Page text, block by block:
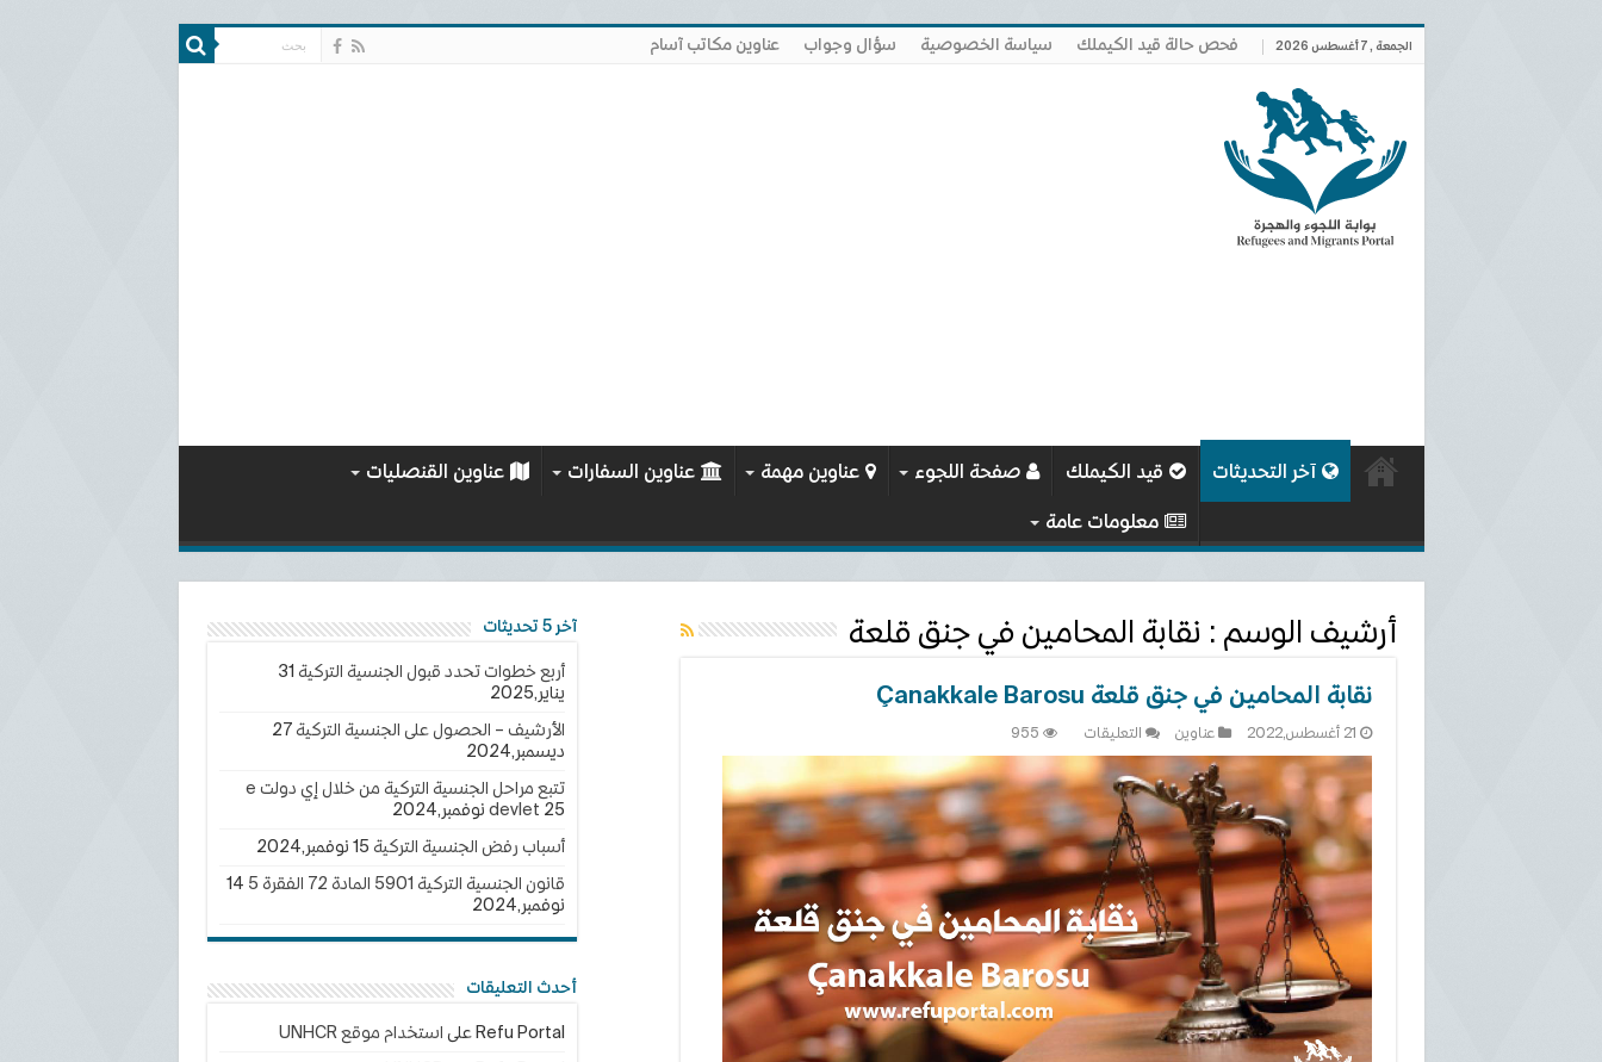
الجمعة , 7 أغسطس 2026 فحص حالة قيد الكيملك سياسة الخصوصية سؤال وجواب عناوين مكاتب آسام
آخر التحديثات قيد الكيملك صفحة اللجوء عناوين مهمة عناوين السفارات عناوين القنصليات
معلومات عامة
أرشيف الوسم : نقابة المحامين في جنق قلعة
نقابة المحامين في جنق قلعة Çanakkale Barosu
21 أغسطس,2022 عناوين التعليقات
المحامين
في
جنق
قلعة
Çanakkale
Barosu
مغلقة
955
آخر 5 تحديثات
أربع خطوات تحدد قبول الجنسية التركية 31
يناير,2025
الأرشيف – الحصول على الجنسية التركية 27
ديسمبر,2024
تتبع مراحل الجنسية التركية من خلال إي دولت e
devlet 25 نوفمبر,2024
أسباب رفض الجنسية التركية 15 نوفمبر,2024
قانون الجنسية التركية 5901 المادة 72 الفقرة 5
14
نوفمبر,2024
أحدث التعليقات
Refu Portal على استخدام موقع UNHCR